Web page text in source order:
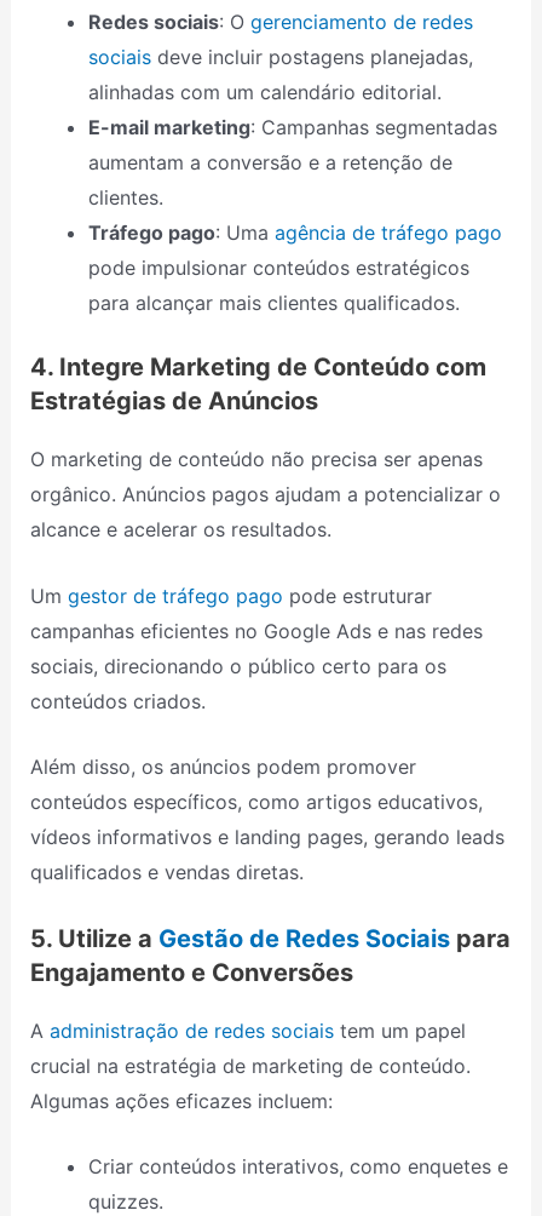
Redes sociais: O gerenciamento de redes
sociaisdeve incluir postagens planejadas,
alinhadas com um calendário editorial.
E-mail marketing: Campanhas segmentadas
aumentam a conversão e a retenção de
clientes.
Tráfego pago: Uma agência de tráfego pago
pode impulsionar conteúdos estratégicos
para alcançar mais clientes qualificados.
4. Integre Marketing de Conteúdo com
Estratégias de Anúncios
O marketing de conteúdo não precisa ser apenas
orgânico. Anúncios pagos ajudam a potencializar o
alcance e acelerar os resultados.
Um gestor de tráfego pago pode estruturar
campanhas eficientes no Google Ads e nas redes
sociais, direcionando o público certo para os
conteúdos criados.
Além disso, os anúncios podem promover
conteúdos específicos, como artigos educativos,
vídeos informativos e landing pages, gerando leads
qualificados e vendas diretas.
5. Utilize a Gestão de Redes Sociaispara
Engajamento e Conversões
A administração de redes sociaistem um papel
crucial na estratégia de marketing de conteúdo.
Algumas ações eficazes incluem:
Criar conteúdos interativos, como enquetes e
quizzes.